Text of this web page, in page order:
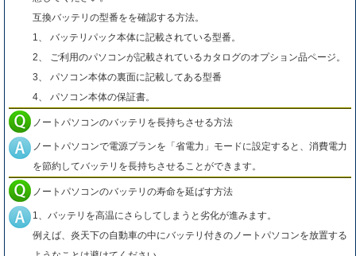
互換バッテリの型番をを確認する方法。
1、 バッテリパック本体に記載されている型番。
2、 ご利用のパソコンが記載されているカタログのオプション品ページ。
3、 パソコン本体の裏面に記載してある型番
4、 パソコン本体の保証書。
ノートパソコンのバッテリを長持ちさせる方法
ノートパソコンで電源プランを「省電力」モードに設定すると、消費電力
を節約してバッテリを長持ちさせることができます。
ノートパソコンのバッテリの寿命を延ばす方法
1、バッテリを高温にさらしてしまうと劣化が進みます。
例えば、炎天下の自動車の中にバッテリ付きのノートパソコンを放置する